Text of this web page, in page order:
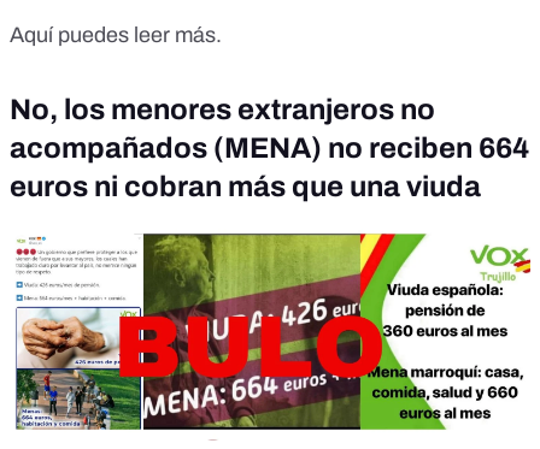
Aquí puedes leer más.
No, los menores extranjeros no
acompañados (MENA) no reciben 664
euros ni cobran más que una viuda